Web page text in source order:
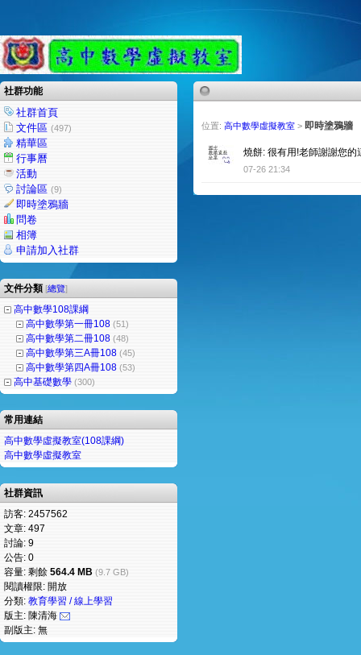
社群功能
社群首頁
文件區 (497)
精華區
行事曆
活動
討論區 (9)
即時塗鴉牆
問卷
相簿
申請加入社群
文件分類 [總覽]
高中數學108課綱
高中數學第一冊108 (51)
高中數學第二冊108 (48)
高中數學第三A冊108 (45)
高中數學第四A冊108 (53)
高中基礎數學 (300)
常用連結
高中數學虛擬教室(108課綱)
高中數學虛擬教室
社群資訊
訪客: 2457562
文章: 497
討論: 9
公告: 0
容量: 剩餘 564.4 MB (9.7 GB)
閱讀權限: 開放
分類: 教育學習 / 線上學習
版主: 陳清海
副版主: 無
位置: 高中數學虛擬教室 > 即時塗鴉牆
燒餅: 很有用!老師謝謝您的
07-26 21:34